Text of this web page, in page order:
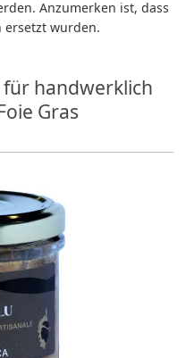
Anzumerken ist, dass
ersetzt wurden.
handwerklich
Gras